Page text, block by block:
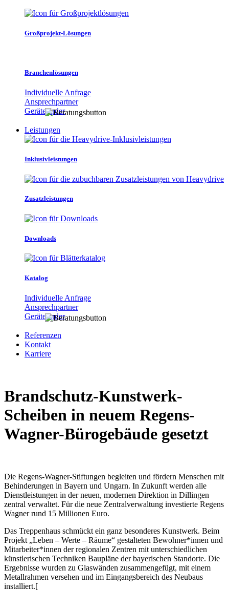
Großprojekt-Lösungen
Branchenlösungen
Individuelle Anfrage
Ansprechpartner
Gerätefinder
Leistungen
Inklusivleistungen
Zusatzleistungen
Downloads
Katalog
Individuelle Anfrage
Ansprechpartner
Gerätefinder
Referenzen
Kontakt
Karriere
Brandschutz-Kunstwerk-
Scheiben in neuem Regens-
Wagner-Bürogebäude gesetzt
Die Regens-Wagner-Stiftungen begleiten und fördern Menschen mit
Behinderungen in Bayern und Ungarn. In Zukunft werden alle
Dienstleistungen in der neuen, modernen Direktion in Dillingen
zentral verwaltet. Für die neue Zentralverwaltung investierte Regens
Wagner rund 15 Millionen Euro.
Das Treppenhaus schmückt ein ganz besonderes Kunstwerk. Beim
Projekt „Leben – Werte – Räume“ gestalteten Bewohner*innen und
Mitarbeiter*innen der regionalen Zentren mit unterschiedlichen
künstlerischen Techniken Baupläne der bayerischen Standorte. Die
Ergebnisse wurden zu Glaswänden zusammengefügt, mit einem
Metallrahmen versehen und im Eingangsbereich des Neubaus
installiert.[